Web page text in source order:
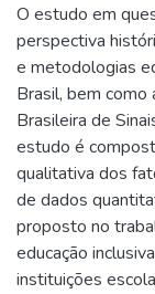
O estudo em
perspectiva
e metodologias
Brasil, bem como
Brasileira de
estudo é
qualitativa dos
de dados
proposto no
educação
instituições